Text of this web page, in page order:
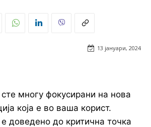
13 јануари, 2024
многу фокусирани на нова
која е во ваша корист.
доведено до критична точка